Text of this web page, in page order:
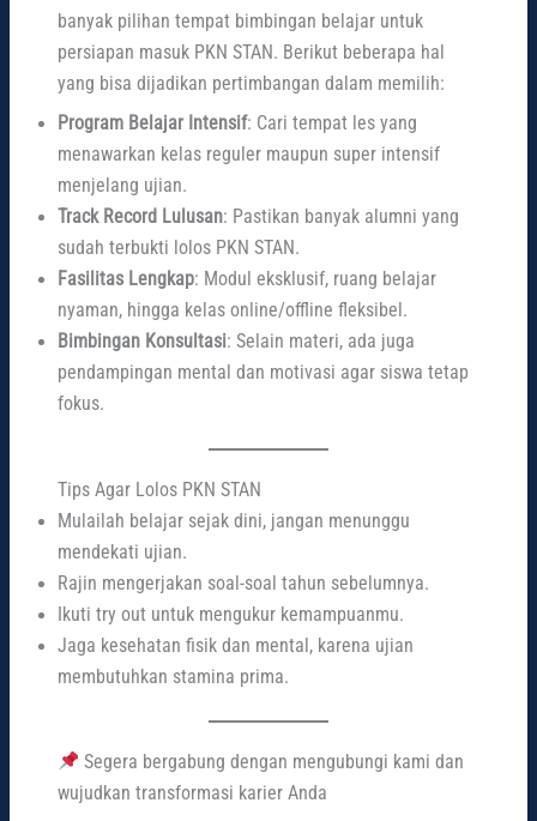
banyak pilihan tempat bimbingan belajar untuk
persiapan masuk PKN STAN. Berikut beberapa hal
yang bisa dijadikan pertimbangan dalam memilih:
Program Belajar Intensif: Cari tempat les yang
menawarkan kelas reguler maupun super intensif
menjelang ujian.
Track Record Lulusan: Pastikan banyak alumni yang
sudah terbukti lolos PKN STAN.
Fasilitas Lengkap: Modul eksklusif, ruang belajar
nyaman, hingga kelas online/offline fleksibel.
Bimbingan Konsultasi: Selain materi, ada juga
pendampingan mental dan motivasi agar siswa tetap
fokus.
Tips Agar Lolos PKN STAN
Mulailah belajar sejak dini, jangan menunggu
mendekati ujian.
Rajin mengerjakan soal-soal tahun sebelumnya.
Ikuti try out untuk mengukur kemampuanmu.
Jaga kesehatan fisik dan mental, karena ujian
membutuhkan stamina prima.
Segera bergabung dengan mengubungi kami dan
wujudkan transformasi karier Anda